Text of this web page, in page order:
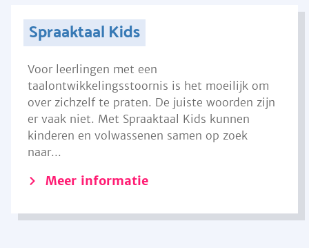
Spraaktaal Kids
Voor leerlingen met een
taalontwikkelingsstoornis is het moeilijk om
over zichzelf te praten. De juiste woorden zijn
er vaak niet. Met Spraaktaal Kids kunnen
kinderen en volwassenen samen op zoek
naar...
Meer informatie